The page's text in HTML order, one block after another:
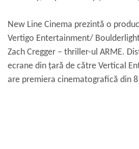
New Line Cinema prezintă o
Vertigo Entertainment/
Zach Cregger – thriller-ul ARME.
ecrane din țară de către Vertical
are premiera cinematografică din 8